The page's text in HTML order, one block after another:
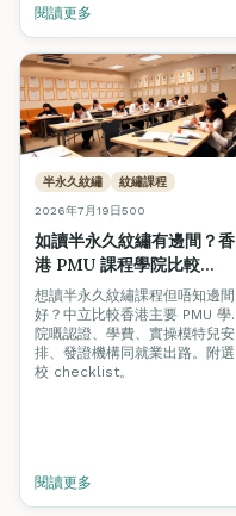
閱讀更多
半永久紋繡 紋繡課程
2026年7月19日500
如讀半永久紋繡有邊間？香
港 PMU 課程學院比較
2026
想讀半永久紋繡課程但唔知邊間
好？中立比較香港主要 PMU 學
院嘅認證、學費、實操模特兒安
排、發證機構同就業出路。附選
校 checklist。
閱讀更多